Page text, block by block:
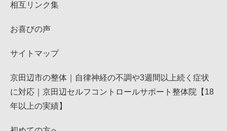
相互リンク集
お喜びの声
サイトマップ
京田辺市の整体｜自律神経の不調や3週間以上続く症状
に対応｜京田辺セルフコントロールサポート整体院【18
年以上の実績】